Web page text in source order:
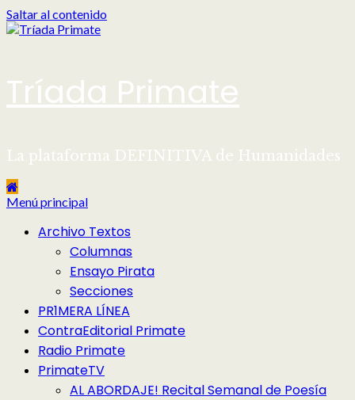
Saltar al contenido
Tríada Primate
La plataforma DEFINITIVA de Humanidades
Menú principal
Archivo Textos
Columnas
Ensayo Pirata
Secciones
PR1MERA LÍNEA
ContraEditorial Primate
Radio Primate
PrimateTV
AL ABORDAJE! Recital Semanal de Poesía